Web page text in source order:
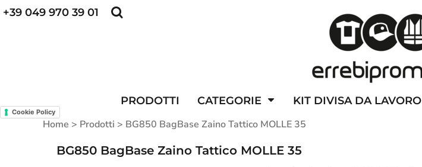
+39 049 970 39 01
PRODOTTI CATEGORIE KIT DIVISA DA LAVORO
Cookie Policy
Home > Prodotti > BG850 BagBase Zaino Tattico MOLLE 35
BG850 BagBase Zaino Tattico MOLLE 35
PRODOTTI
MAGLIETTE PERSONALIZZATE
CONTATTI
ACCESSO
POLO PERSONALIZZATE
DIVISE RISTORAZIONE
POLO PERSONALIZZATE CAPPELLINI PERSONALIZZATI